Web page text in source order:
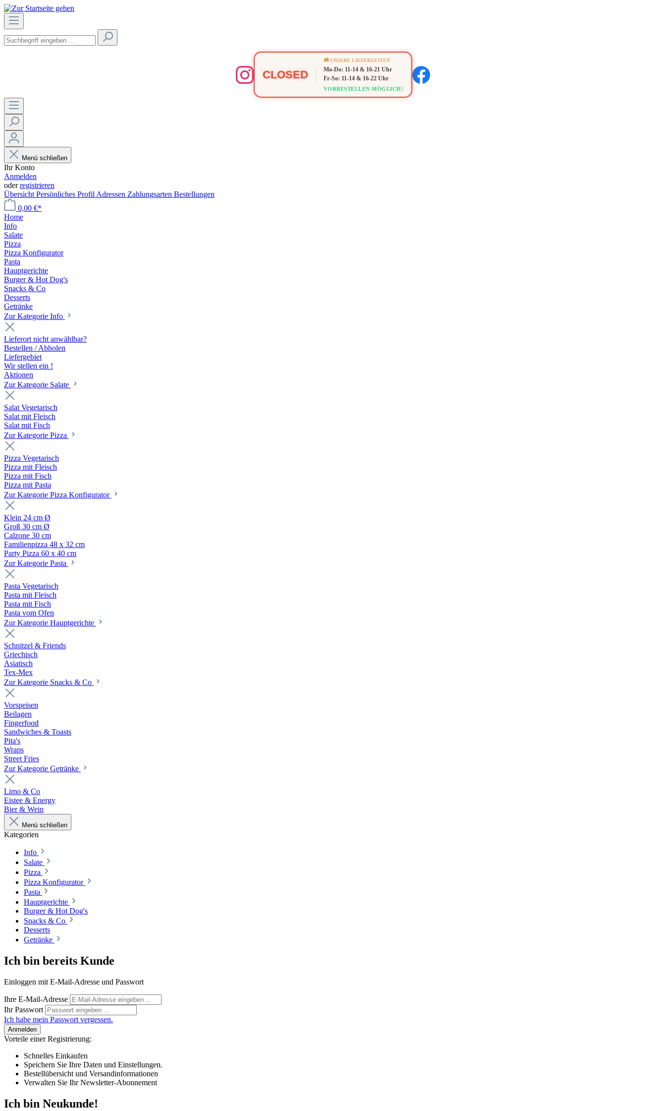
CLOSED
🚚 UNSERE LIEFERZEITEN
Mo-Do: 11-14 & 16-21 Uhr
Fr-So: 11-14 & 16-22 Uhr
VORBESTELLEN MÖGLICH!
Menü schließen
Ihr Konto
Anmelden
oderregistrieren
Übersicht Persönliches Profil Adressen Zahlungsarten Bestellungen
0,00 €*
Home
Info
Salate
Pizza
Pizza Konfigurator
Pasta
Hauptgerichte
Burger & Hot Dog's
Snacks & Co
Desserts
Getränke
Zur Kategorie Info
Lieferort nicht anwählbar?
Bestellen / Abholen
Liefergebiet
Wir stellen ein !
Aktionen
Zur Kategorie Salate
Salat Vegetarisch
Salat mit Fleisch
Salat mit Fisch
Zur Kategorie Pizza
Pizza Vegetarisch
Pizza mit Fleisch
Pizza mit Fisch
Pizza mit Pasta
Zur Kategorie Pizza Konfigurator
Klein 24 cm Ø
Groß 30 cm Ø
Calzone 30 cm
Familienpizza 48 x 32 cm
Party Pizza 60 x 40 cm
Zur Kategorie Pasta
Pasta Vegetarisch
Pasta mit Fleisch
Pasta mit Fisch
Pasta vom Ofen
Zur Kategorie Hauptgerichte
Schnitzel & Friends
Griechisch
Asiatisch
Tex-Mex
Zur Kategorie Snacks & Co
Vorspeisen
Beilagen
Fingerfood
Sandwiches & Toasts
Pita's
Wraps
Street Fries
Zur Kategorie Getränke
Limo & Co
Eistee & Energy
Bier & Wein
Menü schließen
Kategorien
Info
Salate
Pizza
Pizza Konfigurator
Pasta
Hauptgerichte
Burger & Hot Dog's
Snacks & Co
Desserts
Getränke
Ich bin bereits Kunde
Einloggen mit E-Mail-Adresse und Passwort
Ihre E-Mail-Adresse
Ihr Passwort
Ich habe mein Passwort vergessen.
Anmelden
Vorteile einer Registrierung:
Schnelles Einkaufen
Speichern Sie Ihre Daten und Einstellungen.
Bestellübersicht und Versandinformationen
Verwalten Sie Ihr Newsletter-Abonnement
Ich bin Neukunde!